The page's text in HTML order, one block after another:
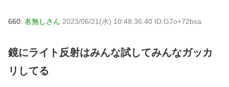
660: 名無しさん 2023/06/21(水) 10:48:36.40 ID:G7o+72bxa
鏡にライト反射はみんな試してみんなガッカ
リしてる